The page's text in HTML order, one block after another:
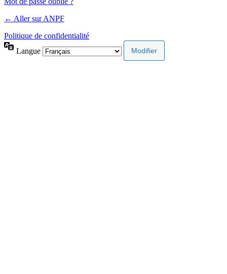
← Aller sur ANPF
Politique de confidentialité
Langue